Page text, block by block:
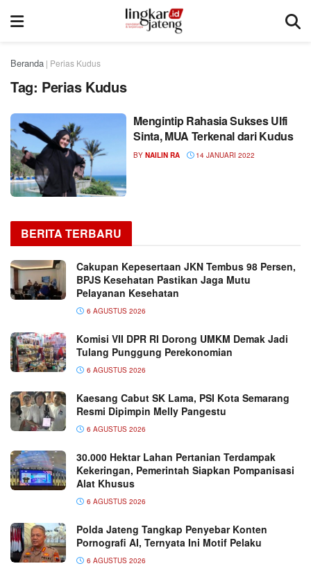
Beranda | Perias Kudus
Tag: Perias Kudus
Mengintip Rahasia Sukses Ulfi
Sinta, MUA Terkenal dari Kudus
BY NAILIN RA 14 JANUARI 2022
BERITA TERBARU
Cakupan Kepesertaan JKN Tembus 98 Persen,
BPJS Kesehatan Pastikan Jaga Mutu
Pelayanan Kesehatan
6 AGUSTUS 2026
Komisi VII DPR RI Dorong UMKM Demak Jadi
Tulang Punggung Perekonomian
6 AGUSTUS 2026
Kaesang Cabut SK Lama, PSI Kota Semarang
Resmi Dipimpin Melly Pangestu
6 AGUSTUS 2026
30.000 Hektar Lahan Pertanian Terdampak
Kekeringan, Pemerintah Siapkan Pompanisasi
Alat Khusus
6 AGUSTUS 2026
Polda Jateng Tangkap Penyebar Konten
Pornografi AI, Ternyata Ini Motif Pelaku
6 AGUSTUS 2026